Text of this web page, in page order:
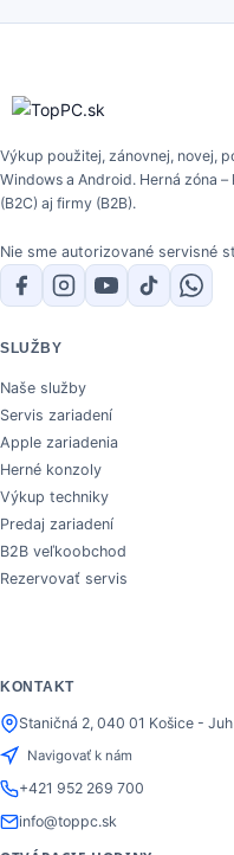
Výkup použitej, zánovnej, novej,
Windows a Android. Herná zóna
(B2C) aj firmy (B2B).
Nie sme autorizované servisné
SLUŽBY
Naše služby
Servis zariadení
Apple zariadenia
Herné konzoly
Výkup techniky
Predaj zariadení
B2B veľkoobchod
Rezervovať servis
KONTAKT
Staničná 2, 040 01 Košice - Juh
Navigovať k nám
+421 952 269 700
info@toppc.sk